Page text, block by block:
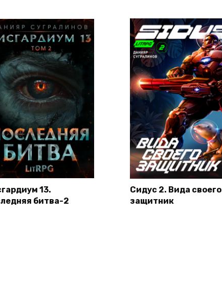
13.
битва-2
Сидус 2. Вида своего
защитник